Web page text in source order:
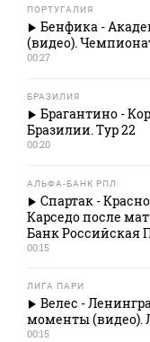
ПОРТУГАЛИЯ
Бенфика -
(видео).
00:27
БРАЗИЛИЯ
Брагантино -
Бразилии. Тур 22
00:20
АЛЬФА-БАНК РПЛ
Спартак -
Карседо после
Банк Российская
00:15
ЛИГА ПАРИ
Велес -
моменты (видео).
00:15